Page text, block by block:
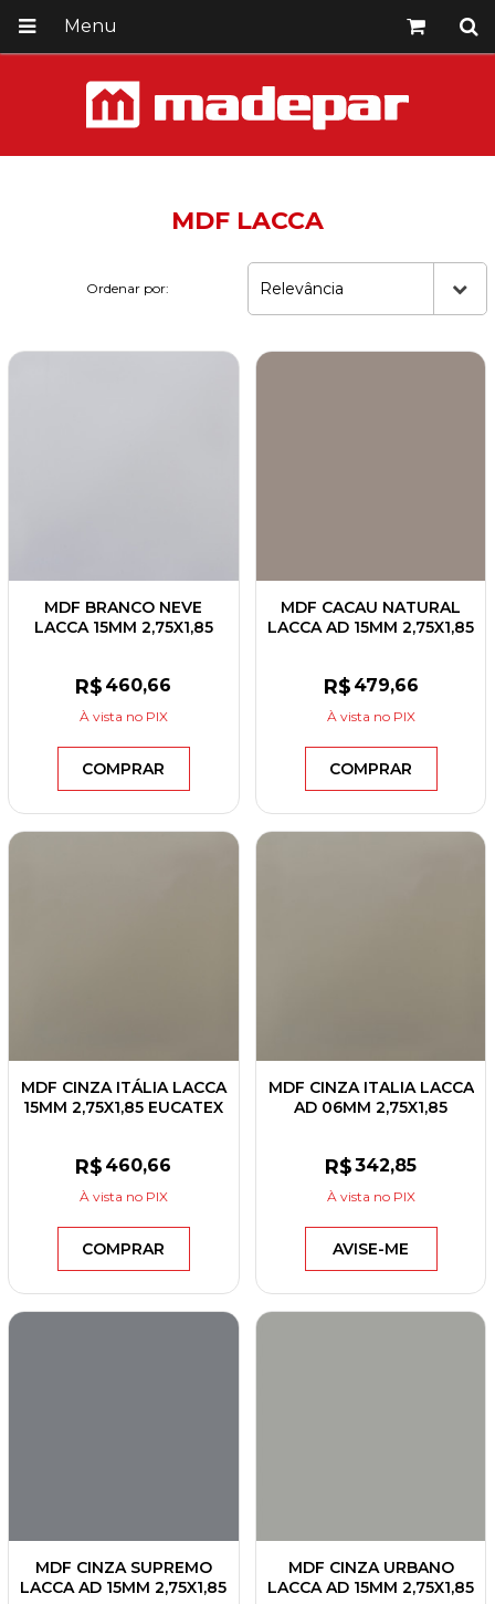
Menu
MDF LACCA
Ordenar por: Relevância
MDF BRANCO NEVE
LACCA 15MM 2,75X1,85
R$ 460,66
À vista no PIX
COMPRAR
MDF CACAU NATURAL
LACCA AD 15MM 2,75X1,85
R$ 479,66
À vista no PIX
COMPRAR
MDF CINZA ITÁLIA LACCA
15MM 2,75X1,85 EUCATEX
R$ 460,66
À vista no PIX
COMPRAR
MDF CINZA ITALIA LACCA
AD 06MM 2,75X1,85
R$342,85
À vista no PIX
AVISE-ME
MDF CINZA SUPREMO
LACCA AD 15MM 2,75X1,85
MDF CINZA URBANO
LACCA AD 15MM 2,75X1,85